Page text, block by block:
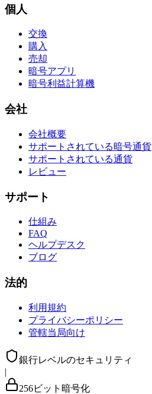
個人
交換
購入
売却
暗号アプリ
暗号利益計算機
会社
会社概要
サポートされている暗号通貨
サポートされている通貨
レビュー
サポート
仕組み
FAQ
ヘルプデスク
ブログ
法的
利用規約
プライバシーポリシー
管轄当局向け
銀行レベルのセキュリティ
|
256ビット暗号化